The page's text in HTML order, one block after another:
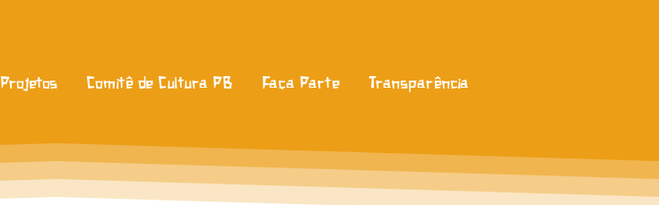
Projetos Comitê de Cultura PB Faça Parte Transparência